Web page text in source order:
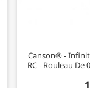
Canson® -
RC - Rouleau De